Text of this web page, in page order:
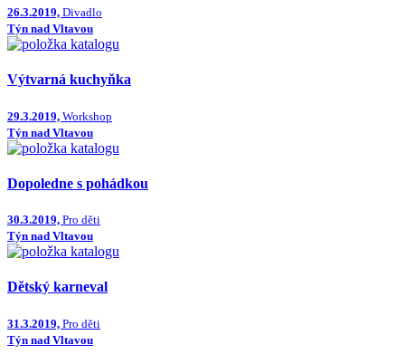
26.3.2019, Divadlo
Týn nad Vltavou
Výtvarná kuchyňka
29.3.2019, Workshop
Týn nad Vltavou
Dopoledne s pohádkou
30.3.2019, Pro děti
Týn nad Vltavou
Dětský karneval
31.3.2019, Pro děti
Týn nad Vltavou